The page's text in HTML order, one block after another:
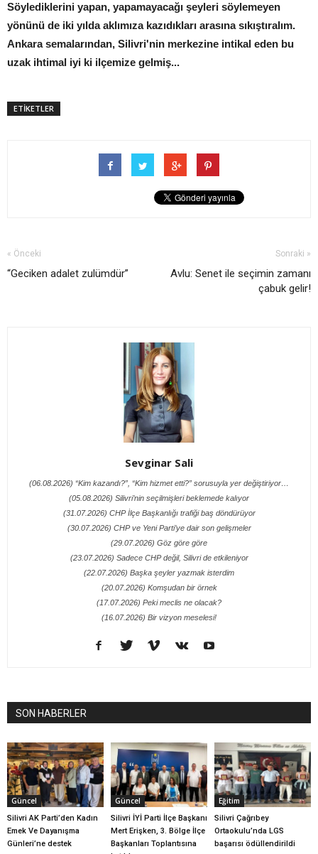
Söylediklerini yapan, yapamayacağı şeyleri söylemeyen
yönünü de iki yılda aklımıza kazıdıkları arasına sıkıştıralım.
Ankara semalarından, Silivri'nin merkezine intikal eden bu
uzak ihtimal iyi ki ilçemize gelmiş...
ETİKETLER
« Önceki
“Geciken adalet zulümdür”
Sonraki »
Avlu: Senet ile seçimin zamanı
çabuk gelir!
Sevginar Sali
(06.08.2026) “Kim kazandı?”, “Kim hizmet etti?” sorusuyla yer değiştiriyor…
(05.08.2026) Silivri’nin seçilmişleri beklemede kalıyor
(31.07.2026) CHP İlçe Başkanlığı trafiği baş döndürüyor
(30.07.2026) CHP ve Yeni Parti’ye dair son gelişmeler
(29.07.2026) Göz göre göre
(23.07.2026) Sadece CHP değil, Silivri de etkileniyor
(22.07.2026) Başka şeyler yazmak isterdim
(20.07.2026) Komşudan bir örnek
(17.07.2026) Peki meclis ne olacak?
(16.07.2026) Bir vizyon meselesi!
SON HABERLER
Güncel
Silivri AK Parti’den Kadın
Emek Ve Dayanışma
Günleri’ne destek
Güncel
Silivri İYİ Parti İlçe Başkanı
Mert Erişken, 3. Bölge İlçe
Başkanları Toplantısına
Eğitim
Silivri Çağrıbey
Ortaokulu’nda LGS
başarısı ödüllendirildi